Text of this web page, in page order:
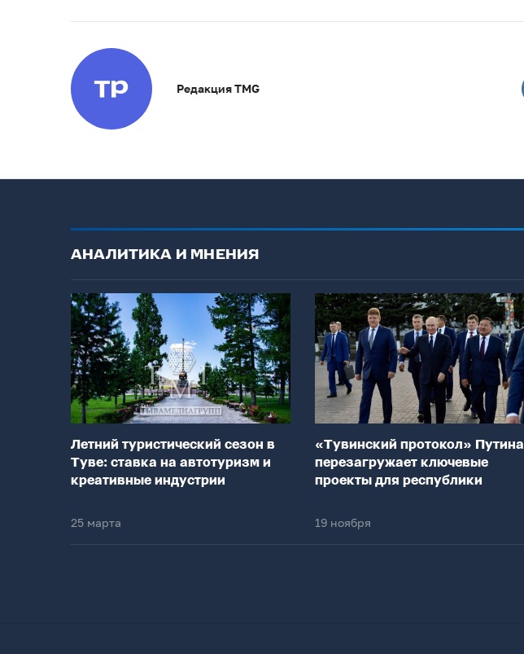
Редакция TMG
АНАЛИТИКА И МНЕНИЯ
Летний туристический сезон в
Туве: ставка на автотуризм и
креативные индустрии
25 марта
«Тувинский протокол» Путина
перезагружает ключевые
проекты для республики
19 ноября